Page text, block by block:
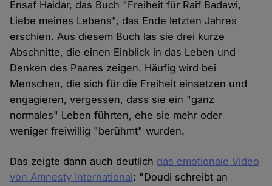
Ensaf Haidar, das Buch "Freiheit für Raif Badawi,
Liebe meines Lebens", das Ende letzten Jahres
erschien. Aus diesem Buch las sie drei kurze
Abschnitte, die einen Einblick in das Leben und
Denken des Paares zeigen. Häufig wird bei
Menschen, die sich für die Freiheit einsetzen und
engagieren, vergessen, dass sie ein "ganz
normales" Leben führten, ehe sie mehr oder
weniger freiwillig "berühmt" wurden.
Das zeigte dann auch deutlich das emotionale Video
von Amnesty International: "Doudi schreibt an